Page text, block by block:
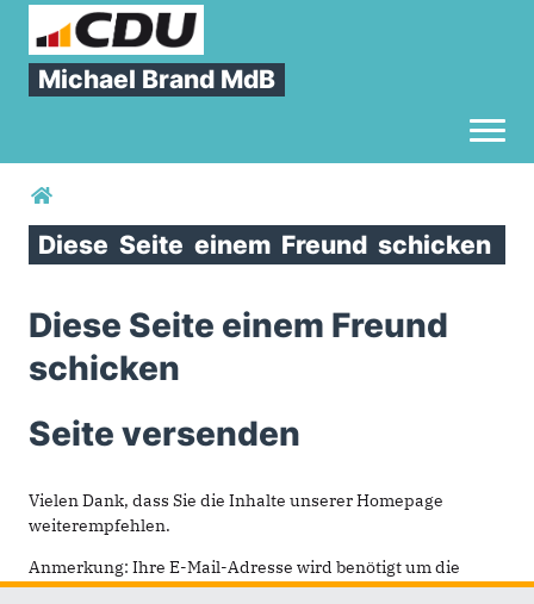
Michael Brand MdB
Sie sind hier
Diese Seite einem Freund schicken
Diese Seite einem Freund
schicken
Seite versenden
Vielen Dank, dass Sie die Inhalte unserer Homepage
weiterempfehlen.
Anmerkung: Ihre E-Mail-Adresse wird benötigt um die
Personen, denen Sie die Seite weiterempfehlen, zu